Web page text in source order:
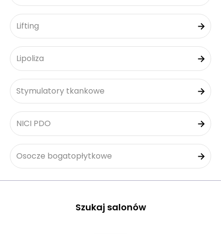
Lifting
Lipoliza
Stymulatory tkankowe
NICI PDO
Osocze bogatopłytkowe
Szukaj salonów